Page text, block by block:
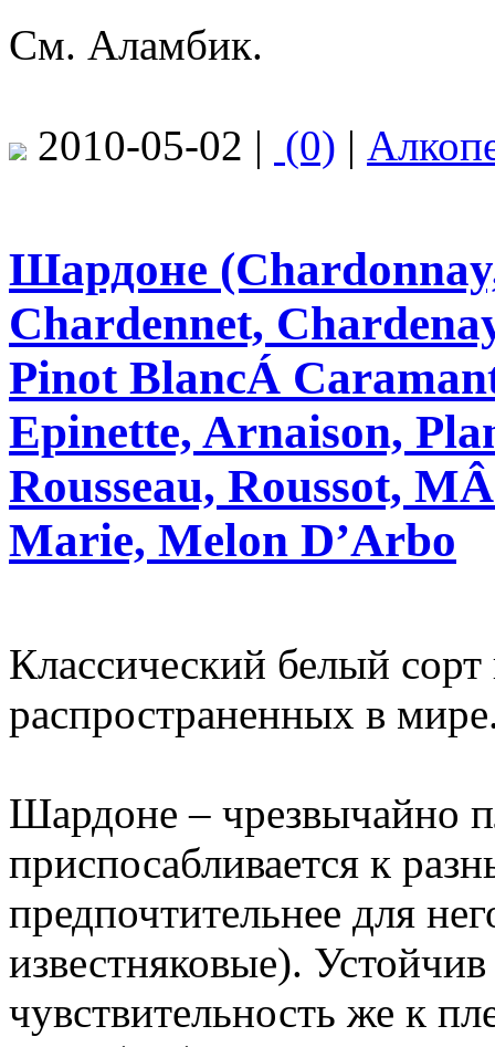
См. Аламбик.
2010-05-02 | (0) |
Шардоне
Chardennet,
Pinоt BlancÁ
Epinette, Arnaison,
Rousseau, Roussot,
Marie, Melon D’Arbo
Классический белый
распространенных в
Шардоне – чрезвычайно
приспосабливается к
предпочтительнее для
известняковые).
чувствительность же к